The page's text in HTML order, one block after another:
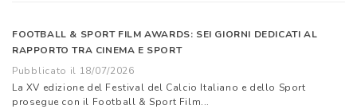
FOOTBALL & SPORT FILM AWARDS: SEI GIORNI DEDICATI AL
RAPPORTO TRA CINEMA E SPORT
Pubblicato il 18/07/2026
La XV edizione del Festival del Calcio Italiano e dello Sport
prosegue con il Football & Sport Film...